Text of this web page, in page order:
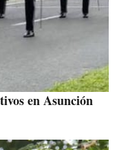
en Asunción